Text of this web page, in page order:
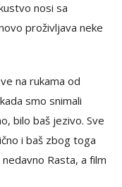
nosi sa
proživljava neke
na rukama od
smo snimali
bilo baš jezivo. Sve
i baš zbog toga
Rasta, a film